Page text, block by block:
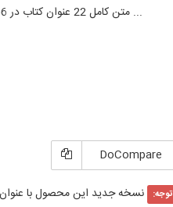
متن کامل 22 عنوان کتاب در 66 جلد از آثار معظم له در موضوعات: اصول فقه، فقه فتوایی، فقه استدلالی، عقاید، اخلاق ،اخلاق اجتماعی، حقوق و ...
DoCompare
توجه: نسخه جدید این محصول با